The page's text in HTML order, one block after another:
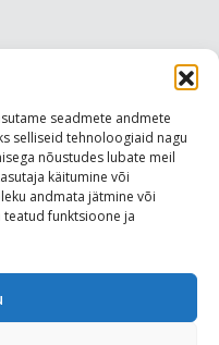
seadmete andmete
selliseid tehnoloogiaid nagu
nõustudes lubate meil
käitumine või
andmata jätmine või
funktsioone ja